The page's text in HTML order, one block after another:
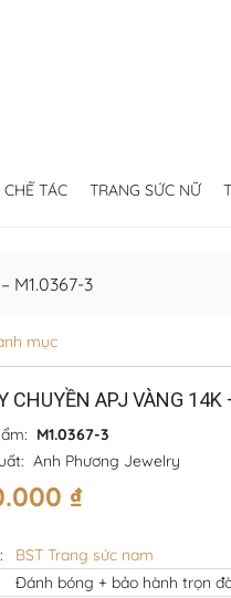
CHẾ TÁC TRANG SỨC NỮ
M1.0367-3
mục
CHUYỀN APJ VÀNG
M1.0367-3
Anh Phương Jewelry
₫
BST Trang sức nam
Đánh bóng + bảo hành trọn